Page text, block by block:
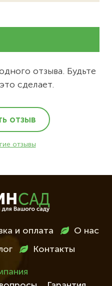
отзыва. Будьте
сделает.
отзыв
отзывы
и оплата О нас
Контакты